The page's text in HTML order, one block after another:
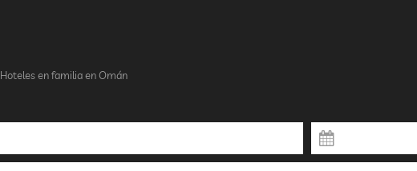
Hoteles en familia en Omán